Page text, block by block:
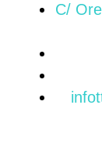
C/